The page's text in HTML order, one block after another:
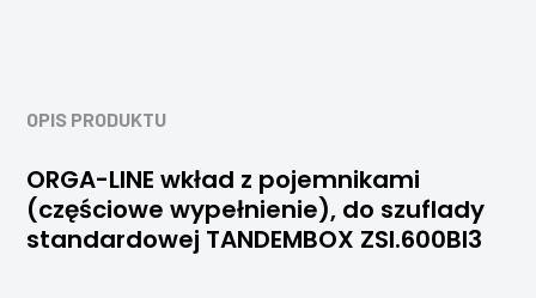
OPIS PRODUKTU
ORGA-LINE wkład z pojemnikami
(częściowe wypełnienie), do szuflady
standardowej TANDEMBOX ZSI.600BI3